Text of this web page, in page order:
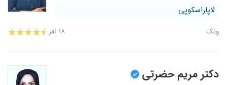
لاپاراسکوپی
ونک ۱۸ نفر
دکتر مریم حضرتی